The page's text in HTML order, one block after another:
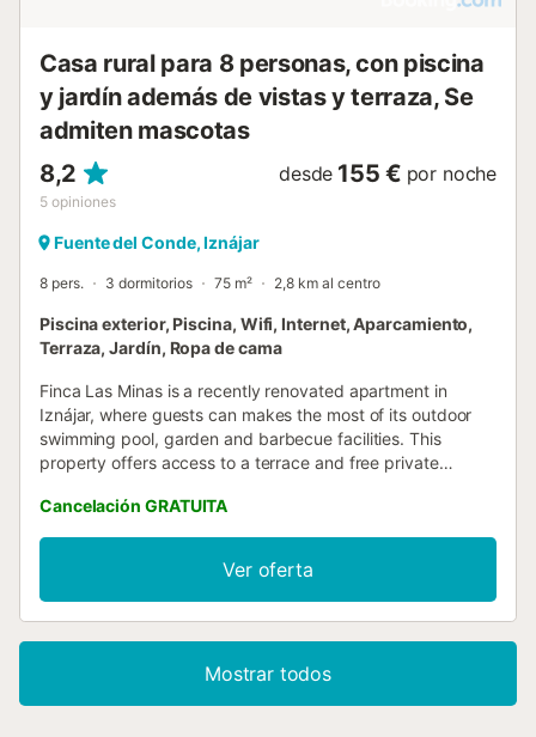
hay servicio de cuidado infantil disponible por un
suplemento. También podéis solicitar traslado al
aeropuerto o estación de tren. Disponéis de mesa de billar
y gimnasio compartidos, además de fruta local. Hay pista
Casa rural para 8 personas, con piscina
y jardín además de vistas y terraza, Se
admiten mascotas
8,2
5 opiniones
desde 155 € por noche
Fuente del Conde, Iznájar
8 pers. 3 dormitorios 75 m² 2,8 km al centro
Piscina exterior, Piscina, Wifi, Internet, Aparcamiento,
Terraza, Jardín, Ropa de cama
Finca Las Minas is a recently renovated apartment in
Iznájar, where guests can makes the most of its outdoor
swimming pool, garden and barbecue facilities. This
property offers access to a terrace and free private
Cancelación GRATUITA
Ver oferta
Mostrar todos